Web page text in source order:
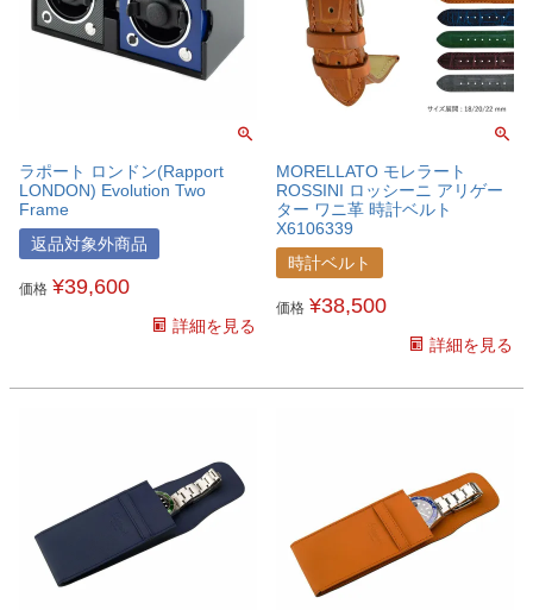
ラポート ロンドン(Rapport
LONDON) Evolution Two
Frame
返品対象外商品
価格 ¥39,600
詳細を見る
MORELLATO モレラート
ROSSINI ロッシーニ アリゲー
ター ワニ革 時計ベルト
X6106339
時計ベルト
価格 ¥38,500
詳細を見る